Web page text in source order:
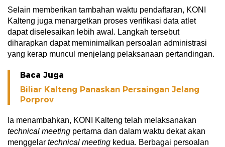
Selain memberikan tambahan waktu pendaftaran, KONI
Kalteng juga menargetkan proses verifikasi data atlet
dapat diselesaikan lebih awal. Langkah tersebut
diharapkan dapat meminimalkan persoalan administrasi
yang kerap muncul menjelang pelaksanaan pertandingan.
Baca Juga
Biliar Kalteng Panaskan Persaingan Jelang
Porprov
Ia menambahkan, KONI Kalteng telah melaksanakan
technical meeting pertama dan dalam waktu dekat akan
menggelar technical meeting kedua. Berbagai persoalan